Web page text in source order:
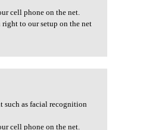
cell phone on the net.
to our setup on the net
such as facial recognition
cell phone on the net.